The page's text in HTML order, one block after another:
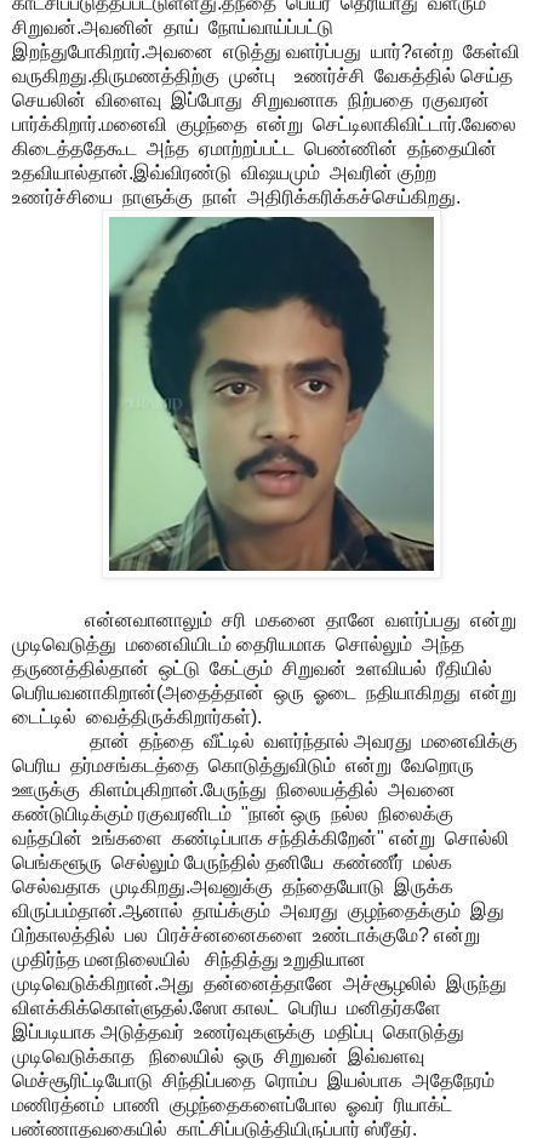
சிறுவன்.அவனின் தாய் நோய்வாய்ப்பட்டு
இறந்துபோகிறார்.அவனை எடுத்து வளர்ப்பது யார்?என்ற கேள்வி
வருகிறது.திருமணத்திற்கு முன்பு உணர்ச்சி வேகத்தில் செய்த
செயலின் விளைவு இப்போது சிறுவனாக நிற்பதை ரகுவரன்
பார்க்கிறார்.மனைவி குழந்தை என்று செட்டிலாகிவிட்டார்.வேலை
கிடைத்ததேகூட அந்த ஏமாற்றப்பட்ட பெண்ணின் தந்தையின்
உதவியால்தான்.இவ்விரண்டு விஷயமும் அவரின் குற்ற
உணர்ச்சியை நாளுக்கு நாள் அதிரிக்கரிக்கச்செய்கிறது.
என்னவானாலும் சரி மகனை தானே வளர்ப்பது என்று
முடிவெடுத்து மனைவியிடம் தைரியமாக சொல்லும் அந்த
தருணத்தில்தான் ஒட்டு கேட்கும் சிறுவன் உளவியல் ரீதியில்
பெரியவனாகிறான்(அதைத்தான் ஒரு ஓடை நதியாகிறது என்று
டைட்டில் வைத்திருக்கிறார்கள்).
தான் தந்தை வீட்டில் வளர்ந்தால் அவரது மனைவிக்கு
பெரிய தர்மசங்கடத்தை கொடுத்துவிடும் என்று வேறொரு
ஊருக்கு கிளம்புகிறான்.பேருந்து நிலையத்தில் அவனை
கண்டுபிடிக்கும் ரகுவரனிடம் "நான் ஒரு நல்ல நிலைக்கு
வந்தபின் உங்களை கண்டிப்பாக சந்திக்கிறேன்" என்று சொல்லி
பெங்களூரு செல்லும் பேருந்தில் தனியே கண்ணீர் மல்க
செல்வதாக முடிகிறது.அவனுக்கு தந்தையோடு இருக்க
விருப்பம்தான்.ஆனால் தாய்க்கும் அவரது குழந்தைக்கும் இது
பிற்காலத்தில் பல பிரச்ச்னனைகளை உண்டாக்குமே? என்று
முதிர்ந்த மனநிலையில் சிந்தித்து உறுதியான
முடிவெடுக்கிறான்.அது தன்னைத்தானே அச்சூழலில் இருந்து
விளக்கிக்கொள்ளுதல்.ஸோ காலட் பெரிய மனிதர்களே
இப்படியாக அடுத்தவர் உணர்வுகளுக்கு மதிப்பு கொடுத்து
முடிவெடுக்காத நிலையில் ஒரு சிறுவன் இவ்வளவு
மெச்சூரிட்டியோடு சிந்திப்பதை ரொம்ப இயல்பாக அதேநேரம்
மணிரத்னம் பாணி குழந்தைகளைப்போல ஓவர் ரியாக்ட்
பண்ணாதவகையில் காட்சிப்படுத்தியிருப்பார் ஸ்ரீதர்.